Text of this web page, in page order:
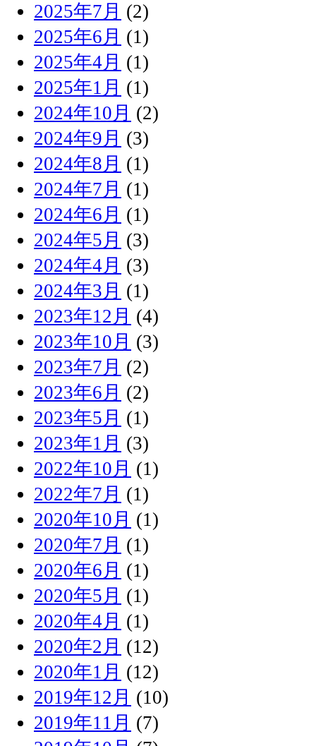
2025年7月 (2)
2025年6月 (1)
2025年4月 (1)
2025年1月 (1)
2024年10月 (2)
2024年9月 (3)
2024年8月 (1)
2024年7月 (1)
2024年6月 (1)
2024年5月 (3)
2024年4月 (3)
2024年3月 (1)
2023年12月 (4)
2023年10月 (3)
2023年7月 (2)
2023年6月 (2)
2023年5月 (1)
2023年1月 (3)
2022年10月 (1)
2022年7月 (1)
2020年10月 (1)
2020年7月 (1)
2020年6月 (1)
2020年5月 (1)
2020年4月 (1)
2020年2月 (12)
2020年1月 (12)
2019年12月 (10)
2019年11月 (7)